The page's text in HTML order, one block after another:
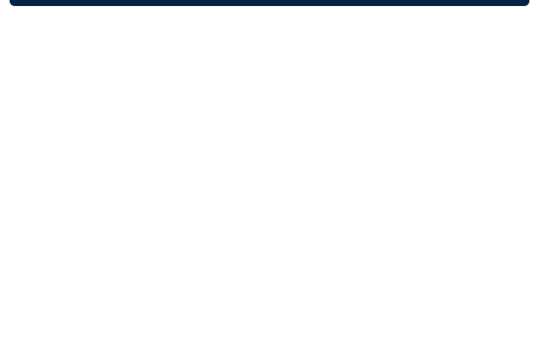
この記事の執筆者： All About ニュース編集